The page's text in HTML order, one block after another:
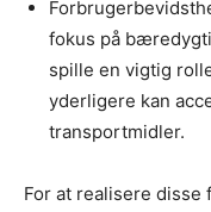
fokus på
spille en vigtig
yderligere kan
transportmidler.
For at realisere disse